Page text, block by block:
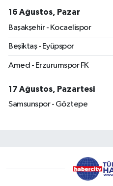
16 Ağustos, Pazar
Başakşehir - Kocaelispor
Beşiktaş - Eyüpspor
Amed - Erzurumspor FK
17 Ağustos, Pazartesi
Samsunspor - Göztepe